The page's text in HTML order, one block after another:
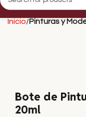
Inicio Pinturas y
Bote de
20ml